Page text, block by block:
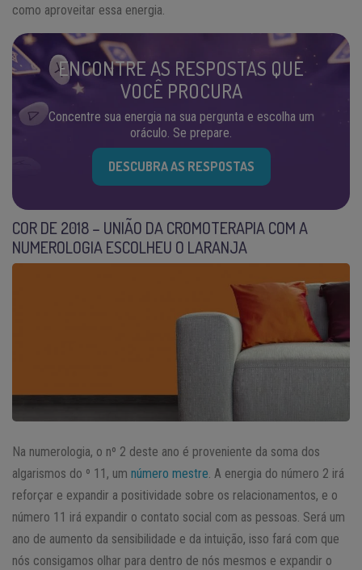
como aproveitar essa energia.
ENCONTRE AS RESPOSTAS QUE
VOCÊ PROCURA
Concentre sua energia na sua pergunta e escolha um
oráculo. Se prepare.
DESCUBRA AS RESPOSTAS
COR DE 2018 – UNIÃO DA CROMOTERAPIA COM A
NUMEROLOGIA ESCOLHEU O LARANJA
Na numerologia, o nº 2 deste ano é proveniente da soma dos
algarismos do º 11, um número mestre. A energia do número 2 irá
reforçar e expandir a positividade sobre os relacionamentos, e o
número 11 irá expandir o contato social com as pessoas. Será um
ano de aumento da sensibilidade e da intuição, isso fará com que
nós consigamos olhar para dentro de nós mesmos e expandir o